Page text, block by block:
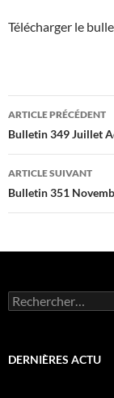
Télécharger le
Navigation
des
articles
ARTICLE PRÉCÉDENT
Bulletin 349 Juillet
ARTICLE SUIVANT
Bulletin 351
Rechercher :
DERNIÈRES ACTU